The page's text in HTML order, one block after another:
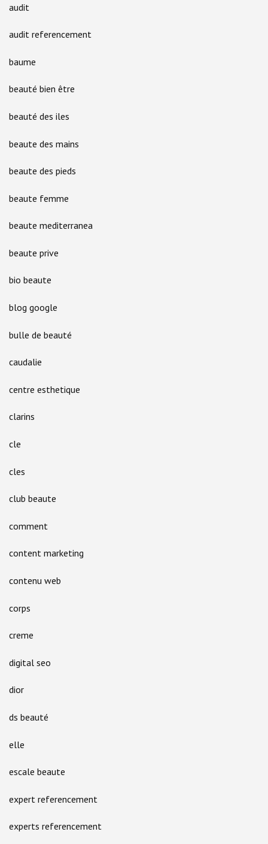
audit
audit referencement
baume
beauté bien être
beauté des iles
beaute des mains
beaute des pieds
beaute femme
beaute mediterranea
beaute prive
bio beaute
blog google
bulle de beauté
caudalie
centre esthetique
clarins
cle
cles
club beaute
comment
content marketing
contenu web
corps
creme
digital seo
dior
ds beauté
elle
escale beaute
expert referencement
experts referencement